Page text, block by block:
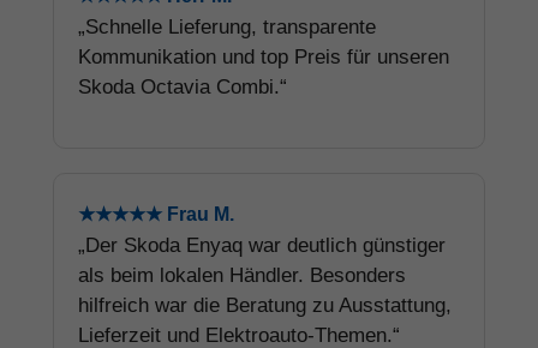
„Schnelle Lieferung, transparente
Kommunikation und top Preis für unseren
Skoda Octavia Combi.“
★★★★★ Frau M.
„Der Skoda Enyaq war deutlich günstiger
als beim lokalen Händler. Besonders
hilfreich war die Beratung zu Ausstattung,
Lieferzeit und Elektroauto-Themen.“